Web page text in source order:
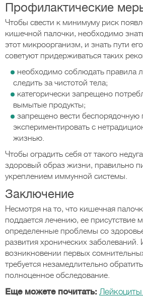
Профилактические
Чтобы свести к минимуму риск
кишечной палочки, необходимо
этот микроорганизм, и знать пути
советуют придерживаться таких
необходимо соблюдать правила
следить за чистотой тела;
категорически запрещено
вымытые продукты;
запрещено вести
экспериментировать с
жизнью.
Чтобы оградить себя от такого
здоровый образ жизни, правильно
укреплением иммунной системы.
Заключение
Несмотря на то, что кишечная
поддается лечению, ее присутствие
определенные проблемы со
развития хронических
возникновении первых
требуется незамедлительно
полноценное обследование.
Еще можете почитать: